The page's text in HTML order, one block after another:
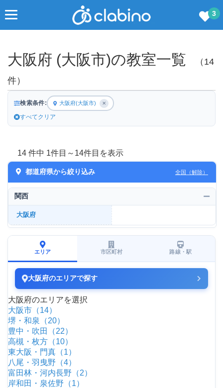
3
大阪府 (大阪市)の教室一覧
（14
件）
検索条件: 大阪府(大阪市) ✕
すべてクリア
14 件中 1件目～14件目を表示
都道府県から絞り込み 全国（解除）
関西
大阪府
エリア 市区町村 路線・駅
大阪府のエリアで探す
大阪府のエリアを選択
大阪市（14）
堺・和泉（20）
豊中・吹田（22）
高槻・枚方（10）
東大阪・門真（1）
八尾・羽曳野（4）
富田林・河内長野（2）
岸和田・泉佐野（1）